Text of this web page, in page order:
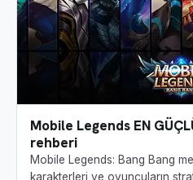
Mobile Legends EN
rehberi
Mobile Legends: Bang Bang
karakterleri ve oyuncuların